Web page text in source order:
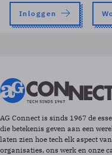
Inloggen
AG Connect is sinds 1967 de
die betekenis geven aan een
laten zien hoe tech elk aspect
organisaties, ons werk en onze